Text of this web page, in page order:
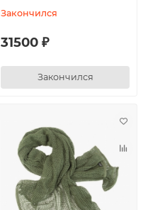
Закончился
31500 ₽
Закончился